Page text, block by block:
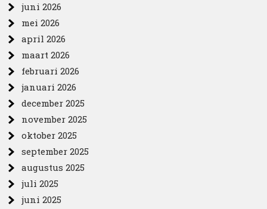
juni 2026
mei 2026
april 2026
maart 2026
februari 2026
januari 2026
december 2025
november 2025
oktober 2025
september 2025
augustus 2025
juli 2025
juni 2025